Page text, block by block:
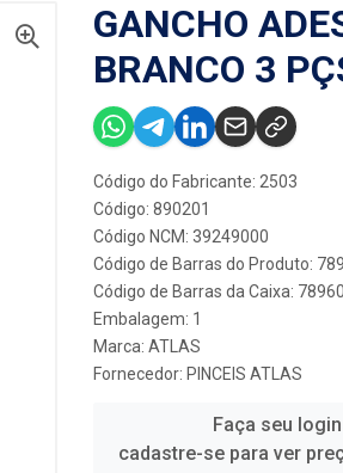
GANCHO
BRANCO 3
Código do Fabricante: 2503
Código: 890201
Código NCM: 39249000
Código de Barras do Produto:
Código de Barras da Caixa:
Embalagem: 1
Marca: ATLAS
Fornecedor: PINCEIS ATLAS
Faça seu
cadastre-se para ver